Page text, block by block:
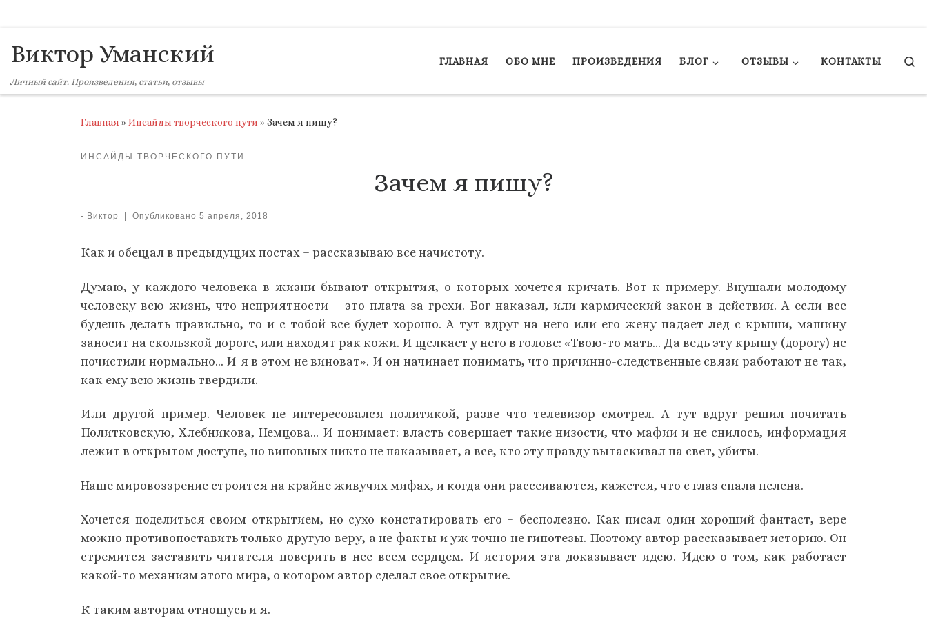
Виктор Уманский
Личный сайт. Произведения, статьи, отзывы
ГЛАВНАЯ ОБО МНЕ ПРОИЗВЕДЕНИЯ БЛОГ ОТЗЫВЫ КОНТАКТЫ
Главная »Инсайды творческого пути »Зачем я пишу?
ИНСАЙДЫ ТВОРЧЕСКОГО ПУТИ
Зачем я пишу?
- Виктор Опубликовано 5 апреля, 2018
Как и обещал в предыдущих постах – рассказываю все начистоту.
Думаю, у каждого человека в жизни бывают открытия, о которых хочется кричать. Вот к примеру. Внушали молодому
человеку всю жизнь, что неприятности – это плата за грехи. Бог наказал, или кармический закон в действии. А если все
будешь делать правильно, то и с тобой все будет хорошо. А тут вдруг на него или его жену падает лед с крыши, машину
заносит на скользкой дороге, или находят рак кожи. И щелкает у него в голове: «Твою-то мать… Да ведь эту крышу (дорогу) не
почистили нормально… И я в этом не виноват». И он начинает понимать, что причинно-следственные связи работают не так,
как ему всю жизнь твердили.
Или другой пример. Человек не интересовался политикой, разве что телевизор смотрел. А тут вдруг решил почитать
Политковскую, Хлебникова, Немцова… И понимает: власть совершает такие низости, что мафии и не снилось, информация
лежит в открытом доступе, но виновных никто не наказывает, а все, кто эту правду вытаскивал на свет, убиты.
Наше мировоззрение строится на крайне живучих мифах, и когда они рассеиваются, кажется, что с глаз спала пелена.
Хочется поделиться своим открытием, но сухо констатировать его – бесполезно. Как писал один хороший фантаст, вере
можно противопоставить только другую веру, а не факты и уж точно не гипотезы. Поэтому автор рассказывает историю. Он
стремится заставить читателя поверить в нее всем сердцем. И история эта доказывает идею. Идею о том, как работает
какой-то механизм этого мира, о котором автор сделал свое открытие.
К таким авторам отношусь и я.